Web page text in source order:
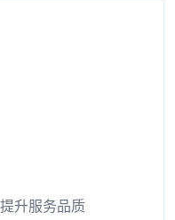
升服务品质